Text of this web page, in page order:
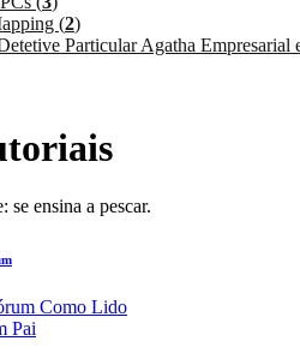
(2)
Particular Agatha Empresarial
se ensina a pescar.
Como Lido
Pai